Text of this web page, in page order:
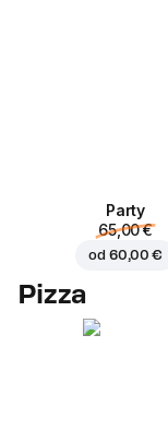
Party
65,00 €
od 60,00 €
Pizza